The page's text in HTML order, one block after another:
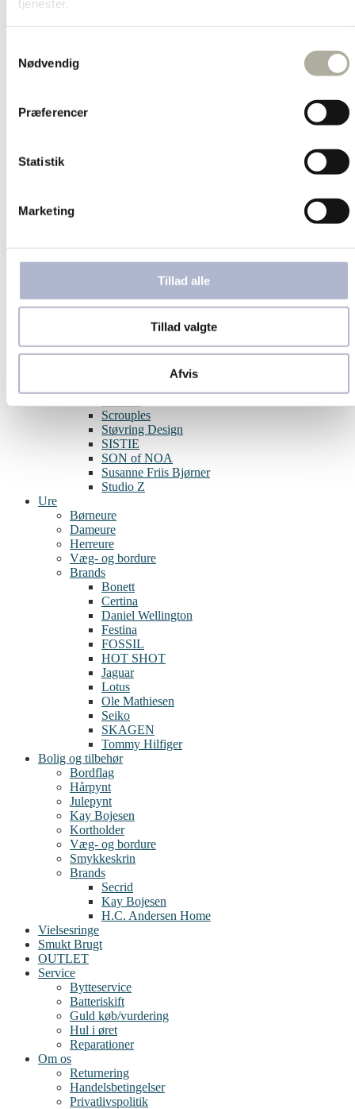
tjenester.
Nødvendig
Præferencer
Statistik
Marketing
Tillad alle
Tillad valgte
Afvis
Sølv halskæder
Ankelkæder
Broche
Brands
Nordahl Jewellery
Pernille Corydon
Per Borup
Pia & Per
Scrouples
Støvring Design
SISTIE
SON of NOA
Susanne Friis Bjørner
Studio Z
Ure
Børneure
Dameure
Herreure
Væg- og bordure
Brands
Bonett
Certina
Daniel Wellington
Festina
FOSSIL
HOT SHOT
Jaguar
Lotus
Ole Mathiesen
Seiko
SKAGEN
Tommy Hilfiger
Bolig og tilbehør
Bordflag
Hårpynt
Julepynt
Kay Bojesen
Kortholder
Væg- og bordure
Smykkeskrin
Brands
Secrid
Kay Bojesen
H.C. Andersen Home
Vielsesringe
Smukt Brugt
OUTLET
Service
Bytteservice
Batteriskift
Guld køb/vurdering
Hul i øret
Reparationer
Om os
Returnering
Handelsbetingelser
Privatlivspolitik